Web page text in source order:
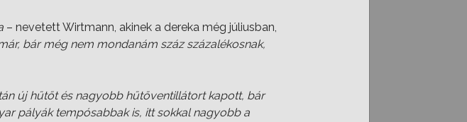
– nevetett Wirtmann, akinek a dereka még júliusban,
bár még nem mondanám száz százalékosnak,
új hűtőt és nagyobb hűtőventillátort kapott, bár
pályák tempósabbak is, itt sokkal nagyobb a